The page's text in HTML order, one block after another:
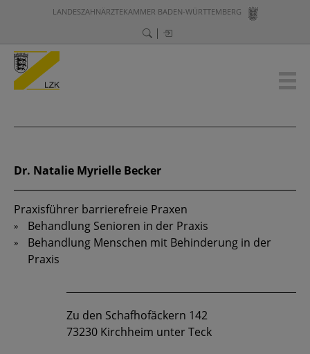
LANDESZAHNÄRZTEKAMMER BADEN-WÜRTTEMBERG
Dr. Natalie Myrielle Becker
Praxisführer barrierefreie Praxen
Behandlung Senioren in der Praxis
Behandlung Menschen mit Behinderung in der
Praxis
Zu den Schafhofäckern 142
73230 Kirchheim unter Teck